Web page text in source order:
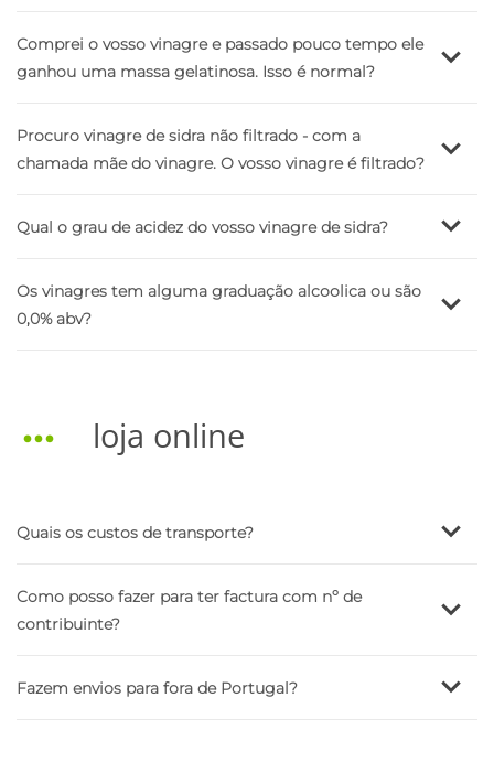
Comprei o vosso vinagre e passado pouco tempo ele
ganhou uma massa gelatinosa. Isso é normal?
Procuro vinagre de sidra não filtrado - com a
chamada mãe do vinagre. O vosso vinagre é filtrado?
Qual o grau de acidez do vosso vinagre de sidra?
Os vinagres tem alguma graduação alcoolica ou são
0,0% abv?
loja online
Quais os custos de transporte?
Como posso fazer para ter factura com nº de
contribuinte?
Fazem envios para fora de Portugal?